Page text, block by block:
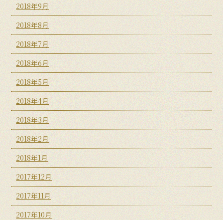
2018年9月
2018年8月
2018年7月
2018年6月
2018年5月
2018年4月
2018年3月
2018年2月
2018年1月
2017年12月
2017年11月
2017年10月